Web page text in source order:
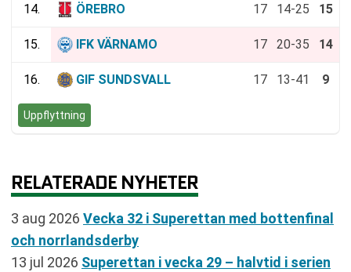
14. ÖREBRO 17 14-25 15
15. IFK VÄRNAMO 17 20-35 14
16. GIF SUNDSVALL 17 13-41 9
Uppflyttning
RELATERADE NYHETER
3 aug 2026 Vecka 32 i Superettan med bottenfinal
och norrlandsderby
13 jul 2026 Superettan i vecka 29 – halvtid i serien